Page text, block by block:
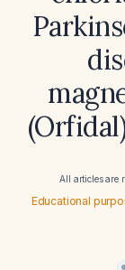
All articles are
Educational